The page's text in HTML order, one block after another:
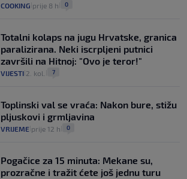
COOKING prije 8 h 0
Totalni kolaps na jugu Hrvatske, granica
paralizirana. Neki iscrpljeni putnici
završili na Hitnoj: "Ovo je teror!"
VIJESTI 2. kol. 7
Toplinski val se vraća: Nakon bure, stižu
pljuskovi i grmljavina
VRIJEME prije 12 h 0
Pogačice za 15 minuta: Mekane su,
prozračne i tražit ćete još jednu turu